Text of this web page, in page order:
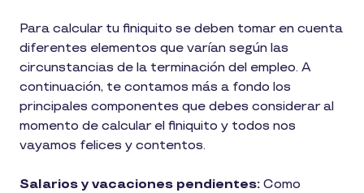
Para calcular tu finiquito se deben tomar en cuenta
diferentes elementos que varían según las
circunstancias de la terminación del empleo. A
continuación, te contamos más a fondo los
principales componentes que debes considerar al
momento de calcular el finiquito y todos nos
vayamos felices y contentos.
Salarios y vacaciones pendientes: Como